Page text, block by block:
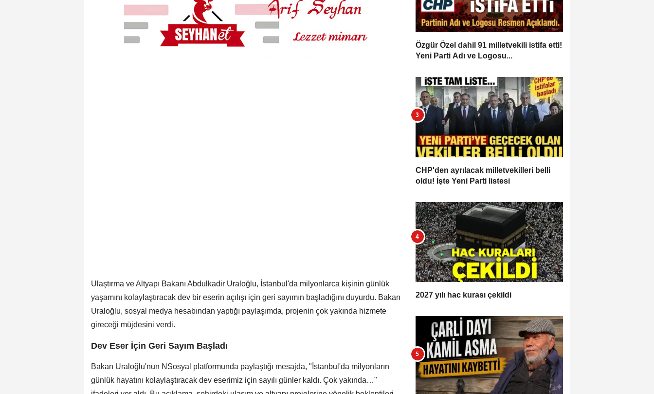
Ulaştırma ve Altyapı Bakanı Abdulkadir Uraloğlu, İstanbul'da milyonlarca kişinin günlük
yaşamını kolaylaştıracak dev bir eserin açılışı için geri sayımın başladığını duyurdu. Bakan
Uraloğlu, sosyal medya hesabından yaptığı paylaşımda, projenin çok yakında hizmete
gireceği müjdesini verdi.
Dev Eser İçin Geri Sayım Başladı
Bakan Uraloğlu'nun NSosyal platformunda paylaştığı mesajda, "İstanbul'da milyonların
günlük hayatını kolaylaştıracak dev eserimiz için sayılı günler kaldı. Çok yakında…"
Özgür Özel dahil 91 milletvekili istifa etti!
Yeni Parti Adı ve Logosu...
CHP'den ayrılacak milletvekilleri belli
oldu! İşte Yeni Parti listesi
2027 yılı hac kurası çekildi